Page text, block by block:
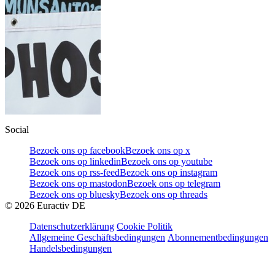
Social
Bezoek ons op facebookBezoek ons op x
Bezoek ons op linkedinBezoek ons op youtube
Bezoek ons op rss-feedBezoek ons op instagram
Bezoek ons op mastodonBezoek ons op telegram
Bezoek ons op blueskyBezoek ons op threads
© 2026 Euractiv DE
Datenschutzerklärung Cookie Politik
Allgemeine Geschäftsbedingungen Abonnementbedingungen
Handelsbedingungen